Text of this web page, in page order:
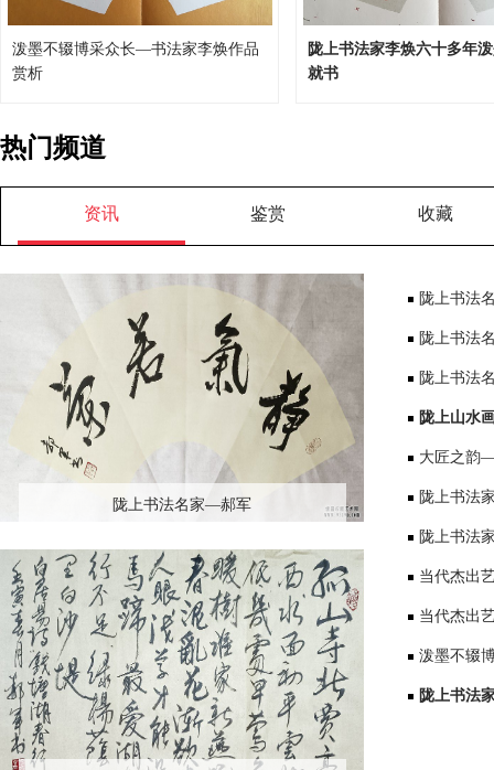
泼墨不辍博采众长—书法家李焕作品
赏析
陇上书法家李焕六十多年
就书
热门频道
资讯 鉴赏 收藏
陇上书法名家—郝军
陇上书法
陇上书法
陇上书法
陇上山水
大匠之韵
陇上书法
陇上书法
当代杰出
当代杰出
泼墨不辍
陇上书法